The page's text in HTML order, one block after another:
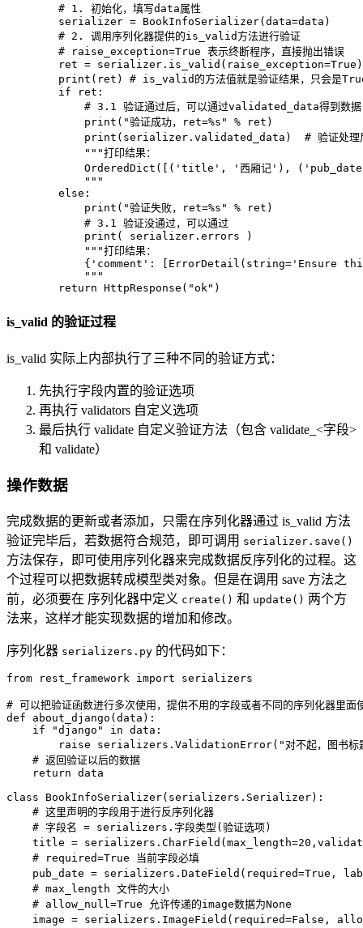
# 1. 初始化，填写data属性
        serializer
= BookInfoSerializer( data=data )
# 2. 调用序列化器提供的is_valid方法进行验证
# raise_exception=True 表示终断程序，直接抛出错误
        ret
= serializer . is_valid ( raise_exception=True )
print ( ret )
# is_valid的方法值就是验证结果，只会是
if ret :
# 3.1 验证通过后，可以通过validated_data得到数据
print ( "验证成功，ret=%s" % ret )
print ( serializer . validated_data )
# 验证处理
"""打印结果：
OrderedDict([('title', '西厢记'),
            """
else :
print ( "验证失败，ret=%s" % ret )
# 3.1 验证没通过，可以通过
print ( serializer . errors
)
"""打印结果：
{'comment': [ErrorDetail(string='Ensure
            """
return HttpResponse ( "ok" )
is_valid 的验证过程
is_valid 实际上内部执行了三种不同的验证方式：
先执行字段内置的验证选项
再执行 validators 自定义选项
最后执行 validate 自定义验证方法（包含 validate_<字段>
和 validate）
操作数据
完成数据的更新或者添加，只需在序列化器通过 is_valid 方法
验证完毕后，若数据符合规范，即可调用 serializer.save()
方法保存，即可使用序列化器来完成数据反序列化的过程。这
个过程可以把数据转成模型类对象。但是在调用 save 方法之
前，必须要在 序列化器中定义 create() 和 update() 两个方
法来，这样才能实现数据的增加和修改。
序列化器 serializers.py 的代码如下：
from rest_framework import serializers
# 可以把验证函数进行多次使用，提供不用的字段或者不同的序列化器里面
def
about_django ( data ) :
if
"django" in data :
raise serializers . ValidationError( "对不起，图书
# 返回验证以后的数据
return data
class
BookInfoSerializer( serializers . Serializer) :
# 这里声明的字段用于进行反序列化器
# 字段名 = serializers.字段类型(验证选项)
    title
= serializers . CharField ( max_length=20 ,
# required=True 当前字段必填
    pub_date
= serializers . DateField ( required=True ,
# max_length 文件的大小
# allow_null=True 允许传递的image数据为None
    image
= serializers . ImageField ( required=False ,